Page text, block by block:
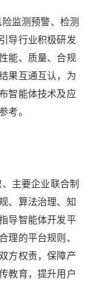
监测预警、检测
导行业积极研发
能、质量、合规
果互通互认，为
智能体技术及应
考。
主要企业联合制
、算法治理、知
导智能体开发平
理的平台规则、
方权责，保障产
教育，提升用户